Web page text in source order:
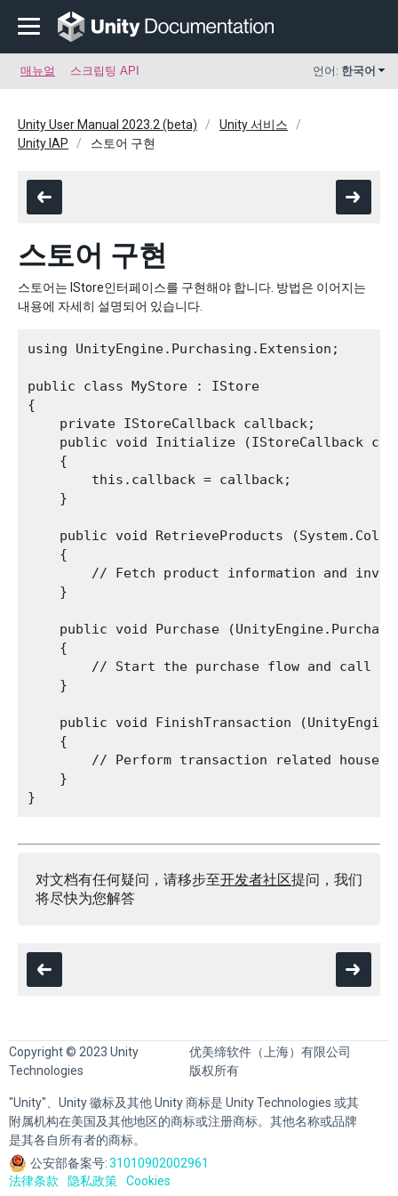
매뉴얼 스크립팅 API 언어: 한국어
Unity User Manual 2023.2 (beta)
Unity 서비스
Unity IAP
스토어 구현
스토어 구현
스토어는 IStore인터페이스를 구현해야 합니다. 방법은 이어지는
내용에 자세히 설명되어 있습니다.
using UnityEngine.Purchasing.Extension;
public class MyStore : IStore
{
    private IStoreCallback callback;
public void Initialize (IStoreCallback
    {
        this.callback = callback;
    }
public void RetrieveProducts
    {
// Fetch product information and
    }
public void Purchase
    {
// Start the purchase flow and call
    }
public void FinishTransaction
    {
// Perform transaction related
    }
对文档有任何疑问，请移步至开发者社区提问，我们
将尽快为您解答
Copyright © 2023 Unity
Technologies
优美缔软件（上海）有限公司
版权所有
"Unity"、Unity 徽标及其他 Unity 商标是 Unity Technologies 或其
附属机构在美国及其他地区的商标或注册商标。其他名称或品牌
是其各自所有者的商标。
公安部备案号:31010902002961
法律条款
隐私政策 Cookies